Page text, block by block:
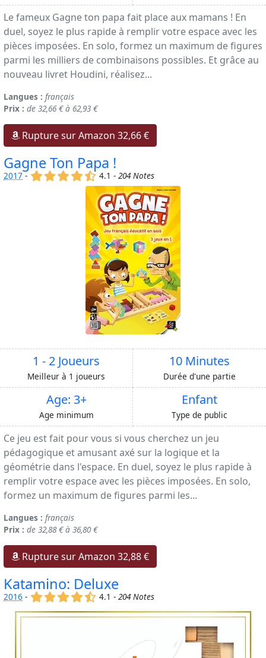
Le fameux Gagne ton papa fait place aux mamans ! En
duel, soyez le plus rapide à remplir votre espace avec les
pièces imposées. En solo, formez un maximum de figures
parmi les milliers de combinaisons possibles. Et grâce au
nouveau livret Houdini, réalisez...
Langues : français
Prix : de 32,66 € à 62,93 €
Rupture sur Amazon 32,66 €
Gagne Ton Papa !
2017- (x) (x) (x) (x) (,)
4.1 -204 Notes
1 - 2 Joueurs
Meilleur à 1 joueurs
10 Minutes
Durée d'une partie
Age: 3+
Age minimum
Enfant
Type de public
Ce jeu est fait pour vous si vous cherchez un jeu
pédagogique et amusant axé sur la logique et la
géométrie dans l'espace. En duel, soyez le plus rapide à
remplir votre espace avec les pièces imposées. En solo,
formez un maximum de figures parmi les...
Langues : français
Prix : de 32,88 € à 36,80 €
Rupture sur Amazon 32,88 €
Katamino: Deluxe
2016 - (x) (x) (x) (x) (,)
4.1 -204 Notes